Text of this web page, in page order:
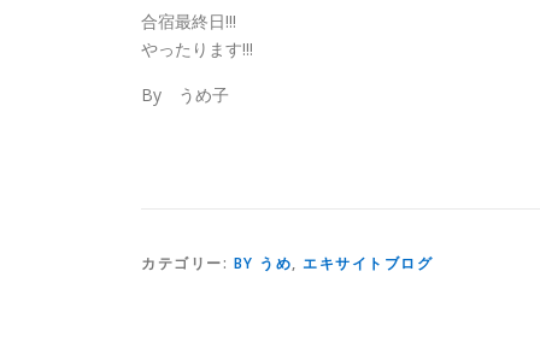
合宿最終日!!!
やったります!!!
By うめ子
カテゴリー: BY うめ, エキサイトブログ